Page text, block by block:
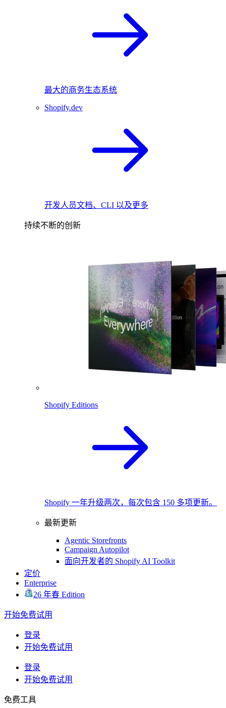
最大的商务生态系统
Shopify.dev
开发人员文档、CLI 以及更多
持续不断的创新
Shopify Editions
Shopify 一年升级两次，每次包含 150 多项更新。
最新更新
Agentic Storefronts
Campaign Autopilot
面向开发者的 Shopify AI Toolkit
定价
Enterprise
26 年春 Edition
开始免费试用
登录
开始免费试用
登录
开始免费试用
免费工具